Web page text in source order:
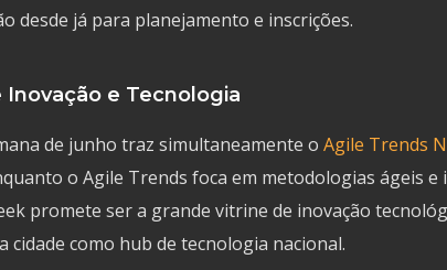
desde já para planejamento e inscrições.
Inovação e Tecnologia
de junho traz simultaneamente o Agile Trends
o Agile Trends foca em metodologias ágeis
promete ser a grande vitrine de inovação
cidade como hub de tecnologia nacional.